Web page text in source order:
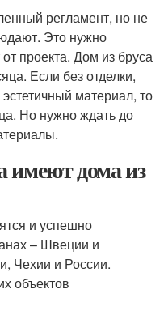
регламент, но не
Это нужно
проекта. Дом из бруса
Если без отделки,
материал, то
Но нужно ждать до
имеют дома из
и успешно
– Швеции и
Чехии и России.
объектов